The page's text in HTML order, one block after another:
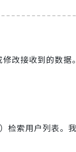
改接收到的数
索用户列表。